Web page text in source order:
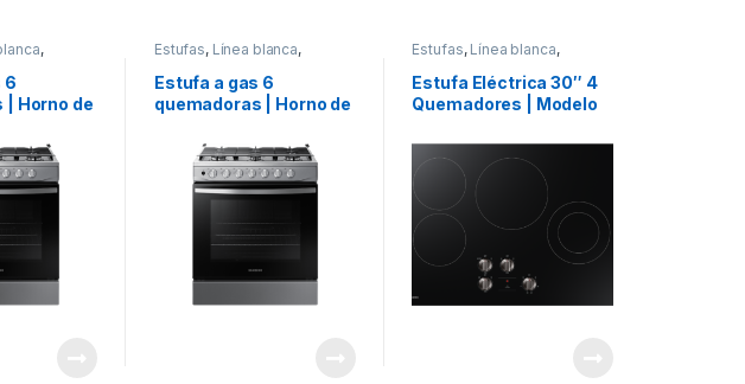
,
6
| Horno de
Estufas, Línea blanca,
Estufa a gas 6
quemadoras | Horno de
| Modelo NX52T5311LS
Estufas, Línea blanca,
Estufa Eléctrica 30″ 4
Quemadores | Modelo